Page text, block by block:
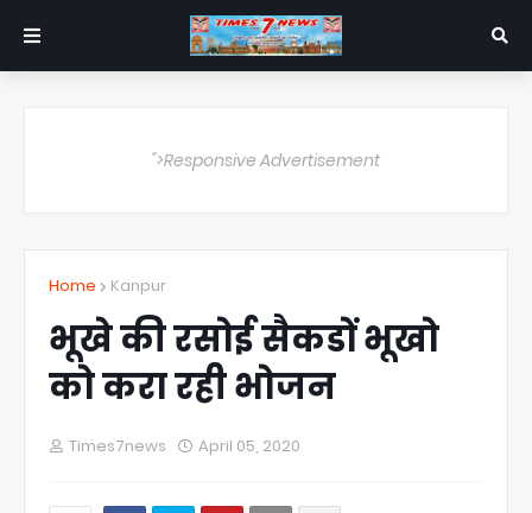
">Responsive Advertisement
Home Kanpur
भूखे की रसोई सैकडों भूखो
को करा रही भोजन
Times7news April 05, 2020